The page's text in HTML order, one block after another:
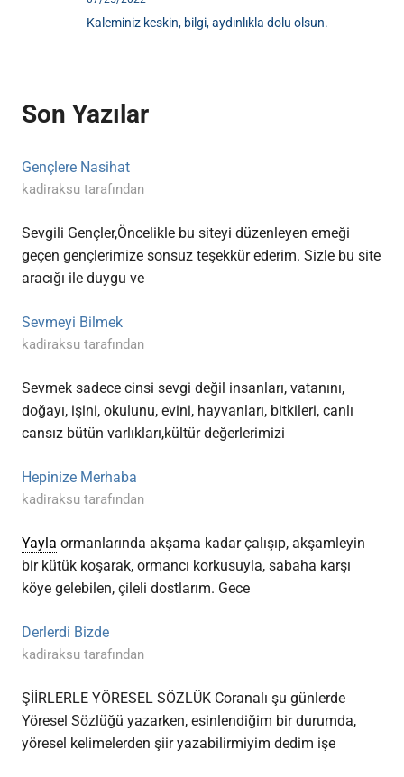
Kaleminiz keskin, bilgi, aydınlıkla dolu olsun.
Son Yazılar
Gençlere Nasihat
kadiraksu tarafından
Sevgili Gençler,Öncelikle bu siteyi düzenleyen emeği
geçen gençlerimize sonsuz teşekkür ederim. Sizle bu site
aracığı ile duygu ve
Sevmeyi Bilmek
kadiraksu tarafından
Sevmek sadece cinsi sevgi değil insanları, vatanını,
doğayı, işini, okulunu, evini, hayvanları, bitkileri, canlı
cansız bütün varlıkları,kültür değerlerimizi
Hepinize Merhaba
kadiraksu tarafından
Yayla ormanlarında akşama kadar çalışıp, akşamleyin
bir kütük koşarak, ormancı korkusuyla, sabaha karşı
köye gelebilen, çileli dostlarım. Gece
Derlerdi Bizde
kadiraksu tarafından
ŞİİRLERLE YÖRESEL SÖZLÜK Coranalı şu günlerde
Yöresel Sözlüğü yazarken, esinlendiğim bir durumda,
yöresel kelimelerden şiir yazabilirmiyim dedim işe